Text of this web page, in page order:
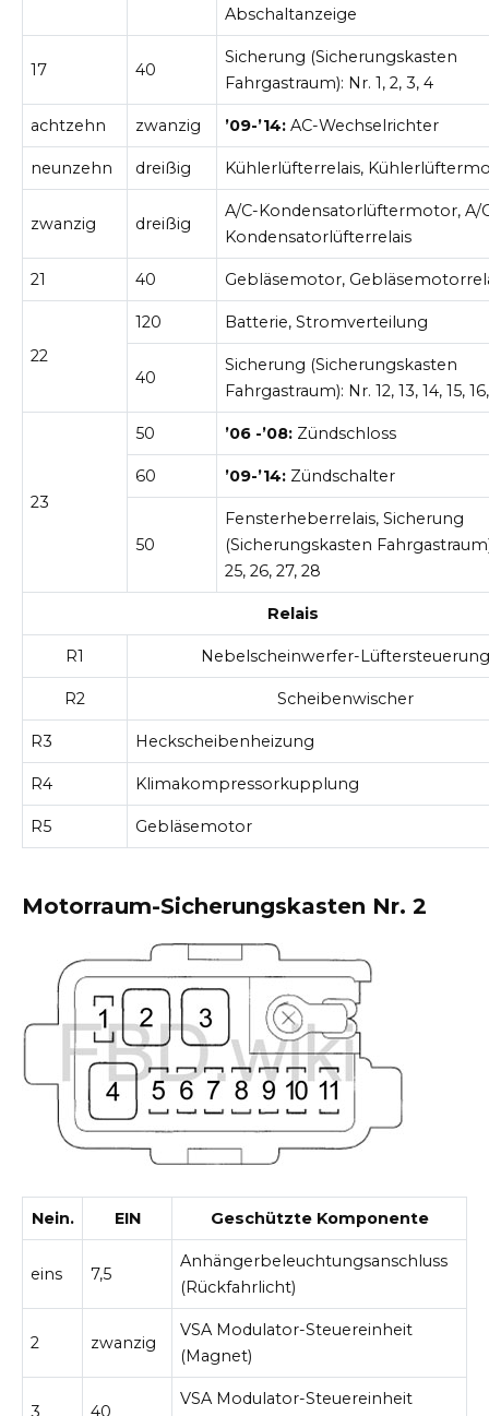
Abschaltanzeige
17 40
Sicherung (Sicherungskasten
Fahrgastraum): Nr. 1, 2, 3, 4
achtzehn zwanzig ’09-’14: AC-Wechselrichter
neunzehn dreißig Kühlerlüfterrelais,
zwanzig dreißig
A/C-Kondensatorlüftermotor, A/
Kondensatorlüfterrelais
21 40 Gebläsemotor,
22
120 Batterie, Stromverteilung
40
Sicherung (Sicherungskasten
Fahrgastraum): Nr. 12, 13, 14, 15,
23
50 ’06 -’08: Zündschloss
60 ’09-’14: Zündschalter
50
Fensterheberrelais, Sicherung
(Sicherungskasten
25, 26, 27, 28
Relais
R1 Nebelscheinwerfer-Lüftersteuerung
R2 Scheibenwischer
R3 Heckscheibenheizung
R4 Klimakompressorkupplung
R5 Gebläsemotor
Motorraum-Sicherungskasten Nr. 2
Nein. EIN Geschützte Komponente
eins 7,5
Anhängerbeleuchtungsanschluss
(Rückfahrlicht)
2 zwanzig
VSA Modulator-Steuereinheit
(Magnet)
3 40
VSA Modulator-Steuereinheit